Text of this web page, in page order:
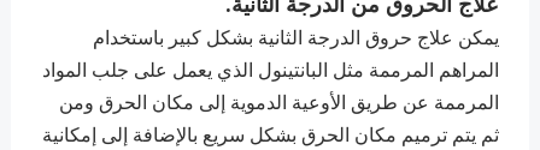
يمكن علاج حروق الدرجة الثانية بشكل كبير باستخدام
المراهم المرممة مثل البانتينول الذي يعمل على جلب المواد
المرممة عن طريق الأوعية الدموية إلى مكان الحرق ومن
ثم يتم ترميم مكان الحرق بشكل سريع بالإضافة إلى إمكانية